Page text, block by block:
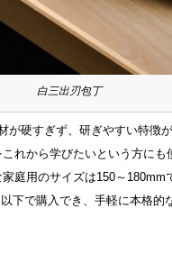
白三出刃包丁
が硬すぎず、研ぎやすい特徴
れから学びたいという方にも
庭用のサイズは150～180mm
下で購入でき、手軽に本格的